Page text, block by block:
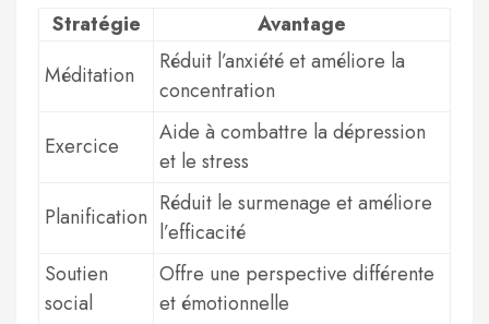
Stratégie
Avantage
Méditation
Réduit l’anxiété et améliore la
concentration
Exercice
Aide à combattre la dépression
et le stress
Planification Réduit le surmenage et améliore
l’efficacité
Soutien
social
Offre une perspective différente
et émotionnelle